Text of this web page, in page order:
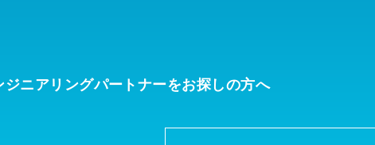
ジニアリングパートナーをお探しの方へ